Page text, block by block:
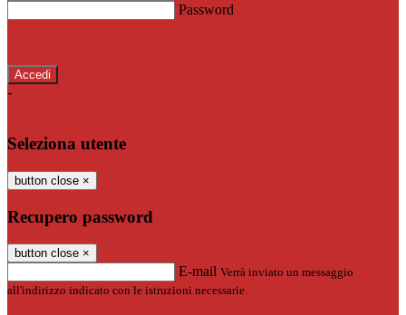
Password
-
Seleziona utente
button close ×
Recupero password
button close ×
E-mail Verrà inviato un messaggio
all'indirizzo indicato con le istruzioni necessarie.